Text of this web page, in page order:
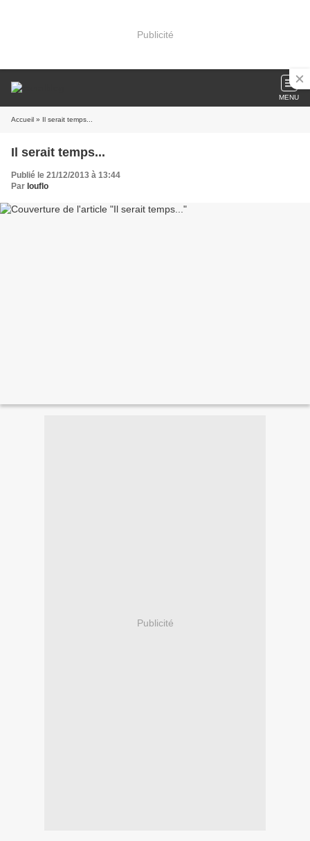
Publicité
MENU
Accueil » Il serait temps...
Il serait temps...
Publié le 21/12/2013 à 13:44
Par louflo
Publicité